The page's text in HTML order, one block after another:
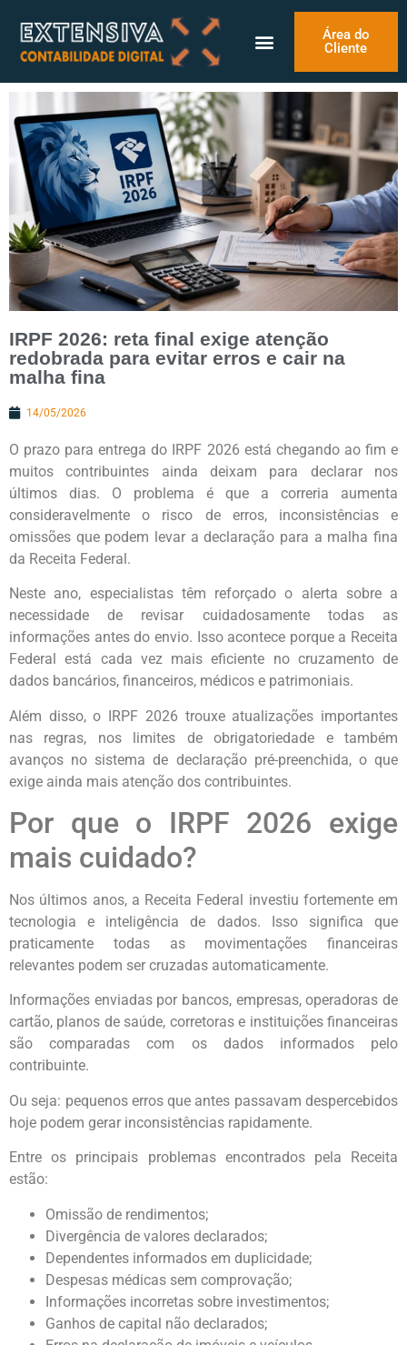
Área do
Cliente
IRPF 2026: reta final exige atenção
redobrada para evitar erros e cair na
malha fina
14/05/2026
O prazo para entrega do IRPF 2026 está chegando ao fim e
muitos contribuintes ainda deixam para declarar nos
últimos dias. O problema é que a correria aumenta
consideravelmente o risco de erros, inconsistências e
omissões que podem levar a declaração para a malha fina
da Receita Federal.
Neste ano, especialistas têm reforçado o alerta sobre a
necessidade de revisar cuidadosamente todas as
informações antes do envio. Isso acontece porque a Receita
Federal está cada vez mais eficiente no cruzamento de
dados bancários, financeiros, médicos e patrimoniais.
Além disso, o IRPF 2026 trouxe atualizações importantes
nas regras, nos limites de obrigatoriedade e também
avanços no sistema de declaração pré-preenchida, o que
exige ainda mais atenção dos contribuintes.
Por que o IRPF 2026 exige
mais cuidado?
Nos últimos anos, a Receita Federal investiu fortemente em
tecnologia e inteligência de dados. Isso significa que
praticamente todas as movimentações financeiras
relevantes podem ser cruzadas automaticamente.
Informações enviadas por bancos, empresas, operadoras de
cartão, planos de saúde, corretoras e instituições financeiras
são comparadas com os dados informados pelo
contribuinte.
Ou seja: pequenos erros que antes passavam despercebidos
hoje podem gerar inconsistências rapidamente.
Entre os principais problemas encontrados pela Receita
estão:
Omissão de rendimentos;
Divergência de valores declarados;
Dependentes informados em duplicidade;
Despesas médicas sem comprovação;
Informações incorretas sobre investimentos;
Ganhos de capital não declarados;